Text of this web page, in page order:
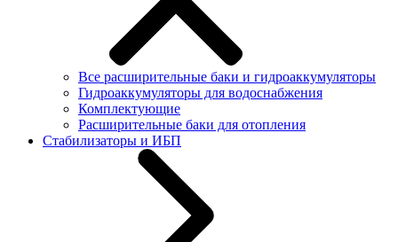
Все расширительные баки и гидроаккумуляторы
Гидроаккумуляторы для водоснабжения
Комплектующие
Расширительные баки для отопления
Стабилизаторы и ИБП